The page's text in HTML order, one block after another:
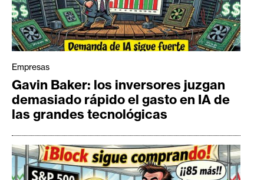
Empresas
Gavin Baker: los inversores juzgan
demasiado rápido el gasto en IA de
las grandes tecnológicas